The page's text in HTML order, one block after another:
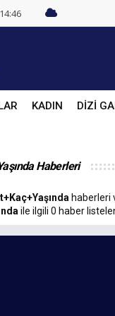
KADIN DİZİ
Haberleri
haberleri
ile ilgili 0 haber